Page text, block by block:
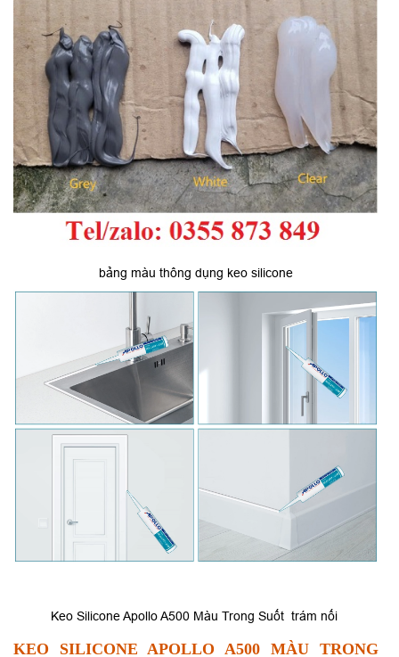
bảng màu thông dụng keo silicone
Keo Silicone Apollo A500 Màu Trong Suốt trám nối
KEO SILICONE APOLLO A500 MÀU TRONG